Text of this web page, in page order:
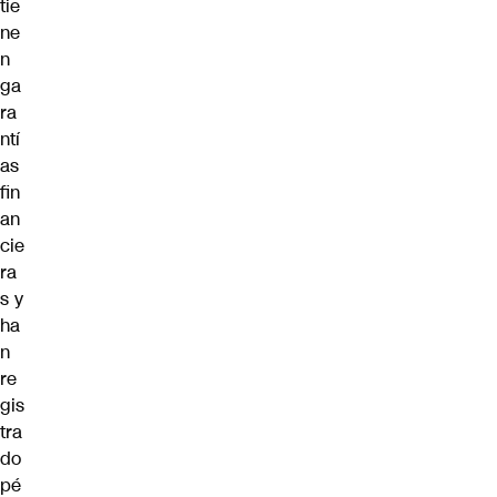
tie
ne
n
ga
ra
ntí
as
fin
an
cie
ra
s y
ha
n
re
gis
tra
do
pé